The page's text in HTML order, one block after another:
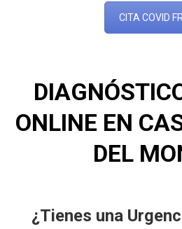
CITA COVID
ONLINE EN
DEL
¿Tienes una